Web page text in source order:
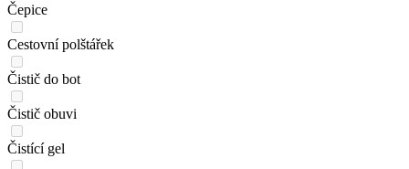
Čepice
Cestovní polštářek
Čistič do bot
Čistič obuvi
Čistící gel